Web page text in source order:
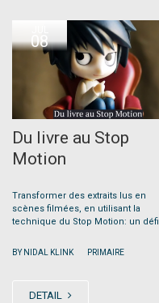
08
Du livre au Stop
Motion
Transformer des extraits lus en
scènes filmées, en utilisant la
technique du Stop Motion: un défi
BY NIDAL KLINK PRIMAIRE
DETAIL